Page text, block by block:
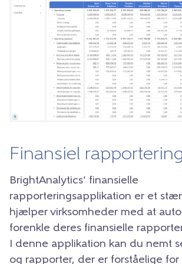
Finansiel rapportering
BrightAnalytics’ finansielle
rapporteringsapplikation er et
hjælper virksomheder med at
forenkle deres finansielle
I denne applikation kan du nemt
og rapporter, der er forståelige for